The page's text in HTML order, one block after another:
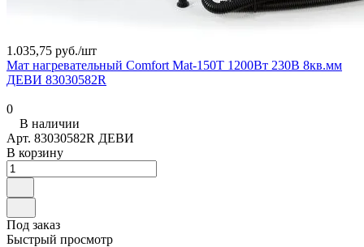
1.035,75 руб./шт
Мат нагревательный Comfort Mat-150T 1200Вт 230В 8кв.мм
ДЕВИ 83030582R
0
В наличии
Арт. 83030582R ДЕВИ
В корзину
Под заказ
Быстрый просмотр